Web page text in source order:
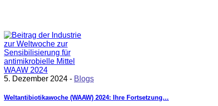
5. Dezember 2024 - Blogs
Weltantibiotikawoche (WAAW) 2024: Ihre Fortsetzung…